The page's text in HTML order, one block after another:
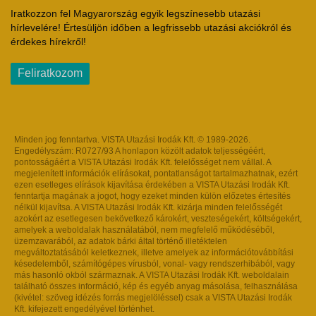
Iratkozzon fel Magyarország egyik legszínesebb utazási
hírlevelére! Értesüljön időben a legfrissebb utazási akciókról és
érdekes hírekről!
Feliratkozom
Minden jog fenntartva. VISTA Utazási Irodák Kft. © 1989-2026.
Engedélyszám: R0727/93 A honlapon közölt adatok teljességéért,
pontosságáért a VISTA Utazási Irodák Kft. felelősséget nem vállal. A
megjelenített információk elírásokat, pontatlanságot tartalmazhatnak, ezért
ezen esetleges elírások kijavítása érdekében a VISTA Utazási Irodák Kft.
fenntartja magának a jogot, hogy ezeket minden külön előzetes értesítés
nélkül kijavítsa. A VISTA Utazási Irodák Kft. kizárja minden felelősségét
azokért az esetlegesen bekövetkező károkért, veszteségekért, költségekért,
amelyek a weboldalak használatából, nem megfelelő működéséből,
üzemzavarából, az adatok bárki által történő illetéktelen
megváltoztatásából keletkeznek, illetve amelyek az információtovábbítási
késedelemből, számítógépes vírusból, vonal- vagy rendszerhibából, vagy
más hasonló okból származnak. A VISTA Utazási Irodák Kft. weboldalain
található összes információ, kép és egyéb anyag másolása, felhasználása
(kivétel: szöveg idézés forrás megjelöléssel) csak a VISTA Utazási Irodák
Kft. kifejezett engedélyével történhet.